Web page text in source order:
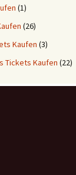
(1)
(26)
Kaufen (3)
Tickets Kaufen (22)